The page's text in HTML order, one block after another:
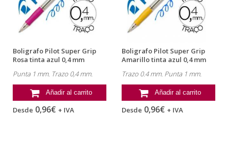
Boligrafo Pilot Super Grip
Rosa tinta azul 0,4 mm
Punta 1 mm. Trazo 0,4 mm.
Añadir al carrito
Desde 0,96€ + IVA
Boligrafo Pilot Super Grip
Amarillo tinta azul 0,4 mm
Trazo 0.4 mm. Punta 1 mm.
Añadir al carrito
Desde 0,96€ + IVA